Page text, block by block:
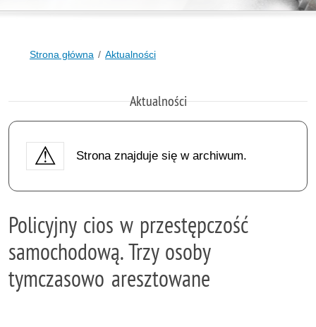
Strona główna Aktualności
Aktualności
Strona znajduje się w archiwum.
Policyjny cios w przestępczość
samochodową. Trzy osoby
tymczasowo aresztowane